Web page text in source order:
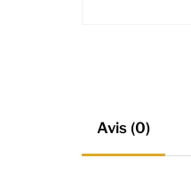
Avis (0)